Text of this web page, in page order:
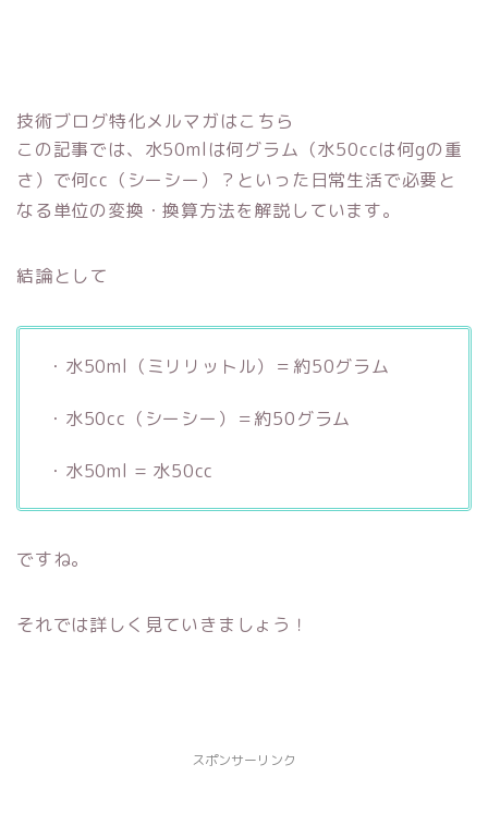
技術ブログ特化メルマガはこちら
この記事では、水50mlは何グラム（水50ccは何gの重
さ）で何cc（シーシー）？といった日常生活で必要と
なる単位の変換・換算方法を解説しています。
結論として
・水50ml（ミリリットル）＝約50グラム
・水50cc（シーシー）＝約50グラム
・水50ml = 水50cc
ですね。
それでは詳しく見ていきましょう！
スポンサーリンク